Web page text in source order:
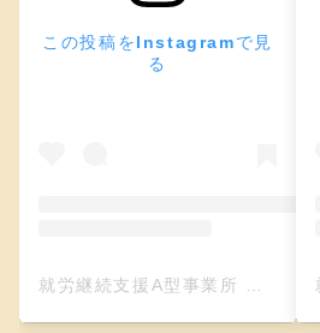
この投稿をInstagramで見
る